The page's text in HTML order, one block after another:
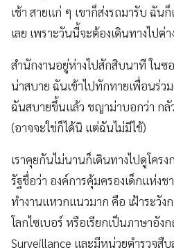
เช้า สายแก่ ๆ เขาก็ส่งรถมารับ ฉัน
เลย เพราะวันนี้จะต้องเดินทางไปต่า
สำนักงานอยู่ห่างไปสักสิบนาที ในซ
น่าสบาย ฉันเข้าไปทักทายเพื่อนร่ว
ฉันสบายขึ้นแล้ว ชญาม่าบอกว่า กลั
(อาจจะใช่ก็ได้นิ แต่ฉันไม่มีไข้)
เราคุยกันไม่นานก็เดินทางไปดูโคร
รัฐชื่อว่า องค์การคุ้มครองเด็กแห่งช
ทำงานแหวกแนวมาก คือ เฝ้าระวัง
โลกไซเบอร์ หรือเรียกเป็นภาษาอัง
Surveillance และมีหน่วยตำรวจสื